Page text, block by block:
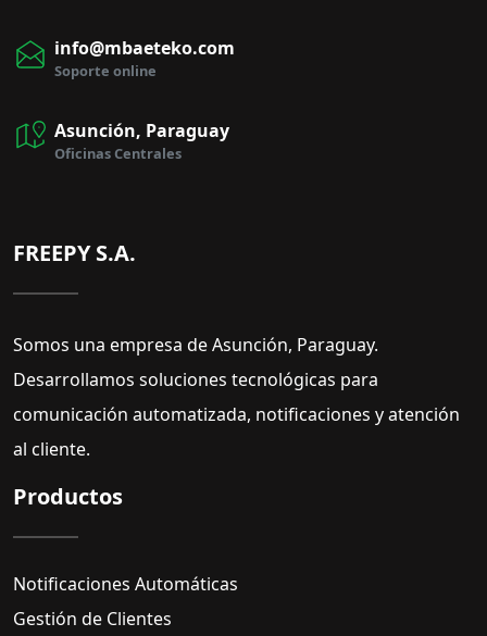
info@mbaeteko.com
Soporte online
Asunción, Paraguay
Oficinas Centrales
FREEPY S.A.
Somos una empresa de Asunción, Paraguay.
Desarrollamos soluciones tecnológicas para
comunicación automatizada, notificaciones y atención
al cliente.
Productos
Notificaciones Automáticas
Gestión de Clientes